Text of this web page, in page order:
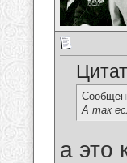
А так
а это